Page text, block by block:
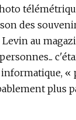
des
au
«
plus